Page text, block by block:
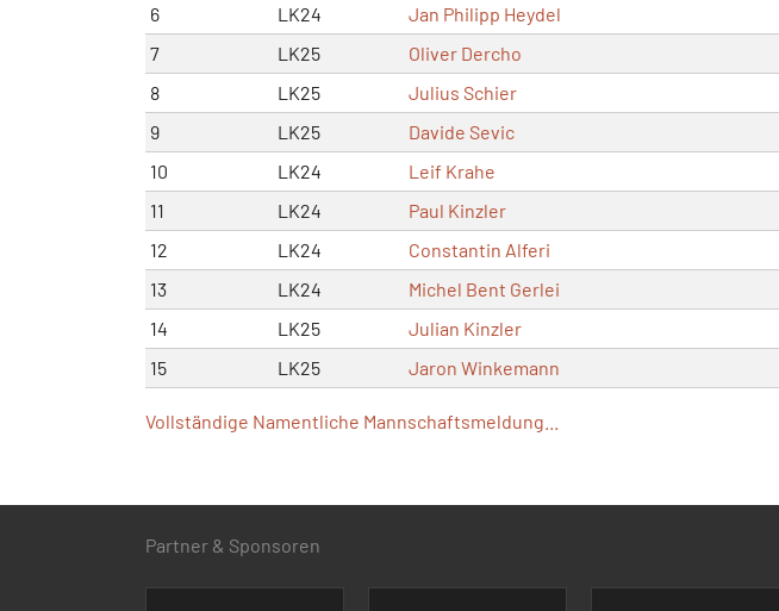
6
LK24 Jan Philipp Heydel
7
LK25 Oliver Dercho
8
LK25 Julius Schier
9
LK25 Davide Sevic
10
LK24 Leif Krahe
11
LK24 Paul Kinzler
12
LK24 Constantin Alferi
13
LK24 Michel Bent Gerlei
14
LK25 Julian Kinzler
15
LK25 Jaron Winkemann
Vollständige Namentliche Mannschaftsmeldung...
Partner & Sponsoren